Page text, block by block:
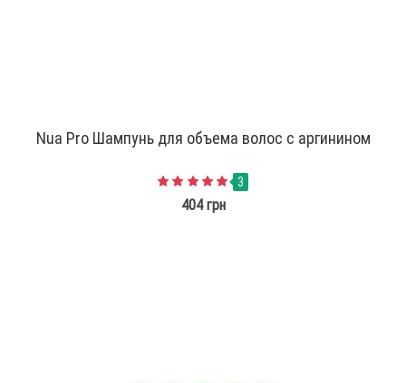
Nua Pro Шампунь для объема волос с аргинином
3
404 грн